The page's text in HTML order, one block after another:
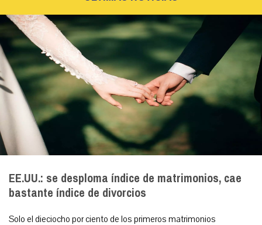
EE.UU.: se desploma índice de matrimonios, cae
bastante índice de divorcios
Solo el dieciocho por ciento de los primeros matrimonios